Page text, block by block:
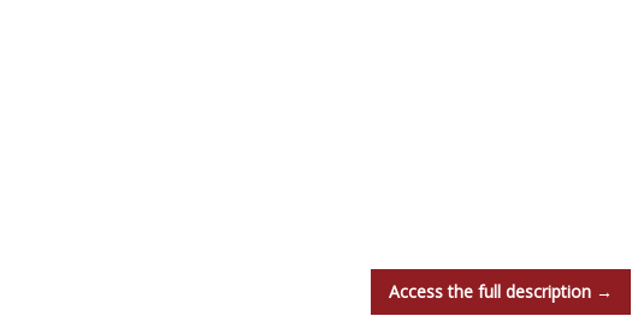
Access the full description →